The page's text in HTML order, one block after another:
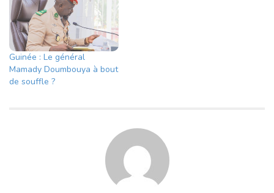
Guinée : Le général
Mamady Doumbouya à bout
de souffle ?